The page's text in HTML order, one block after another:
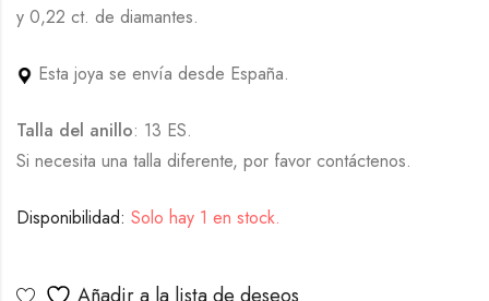
y 0,22 ct. de diamantes.
Esta joya se envía desde España.
Talla del anillo: 13 ES.
Si necesita una talla diferente, por favor contáctenos.
Disponibilidad: Solo hay 1 en stock.